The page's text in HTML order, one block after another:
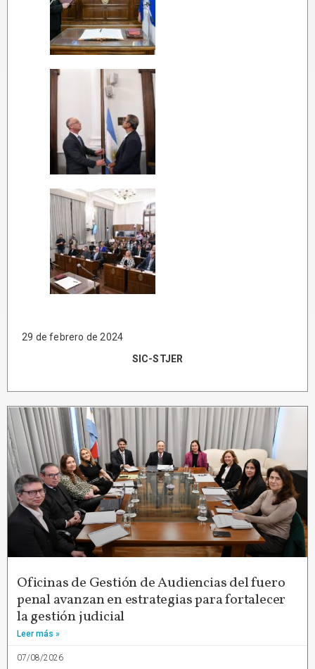
29 de febrero de 2024
SIC-STJER
Oficinas de Gestión de Audiencias del fuero
penal avanzan en estrategias para fortalecer
la gestión judicial
Leer más »
07/08/2026